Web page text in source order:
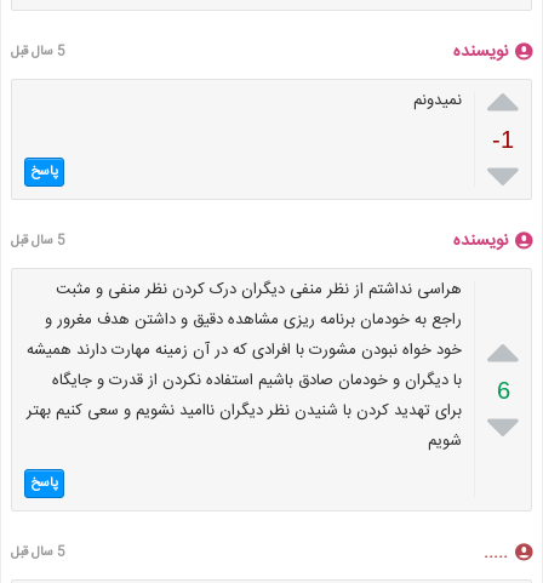
نویسنده 5 سال قبل

-1

نمیدونم
پاسخ
نویسنده 5 سال قبل

6

هراسی نداشتم از نظر منفی دیگران درک کردن نظر منفی و مثبت
راجع به خودمان برنامه ریزی مشاهده دقیق و داشتن هدف مغرور و
خود خواه نبودن مشورت با افرادی که در آن زمینه مهارت دارند همیشه
با دیگران و خودمان صادق باشیم استفاده نکردن از قدرت و جایگاه
برای تهدید کردن با شنیدن نظر دیگران ناامید نشویم و سعی کنیم بهتر
شویم
پاسخ
..... 5 سال قبل